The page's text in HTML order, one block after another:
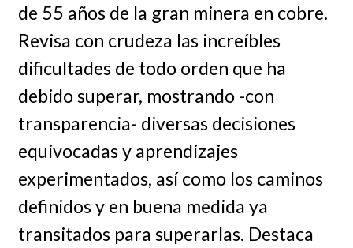
de 55 años de la gran minera en cobre.
Revisa con crudeza las increíbles
dificultades de todo orden que ha
debido superar, mostrando -con
transparencia- diversas decisiones
equivocadas y aprendizajes
experimentados, así como los caminos
definidos y en buena medida ya
transitados para superarlas. Destaca